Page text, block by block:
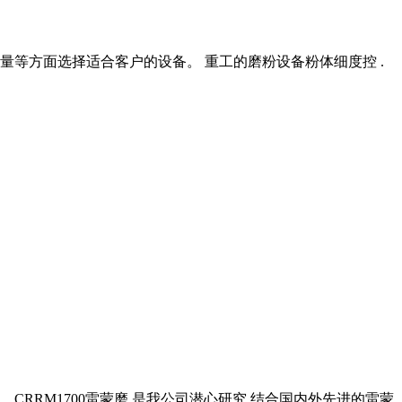
等方面选择适合客户的设备。 重工的磨粉设备粉体细度控 .
CRRM1700雷蒙磨,是我公司潜心研究,结合国内外先进的雷蒙